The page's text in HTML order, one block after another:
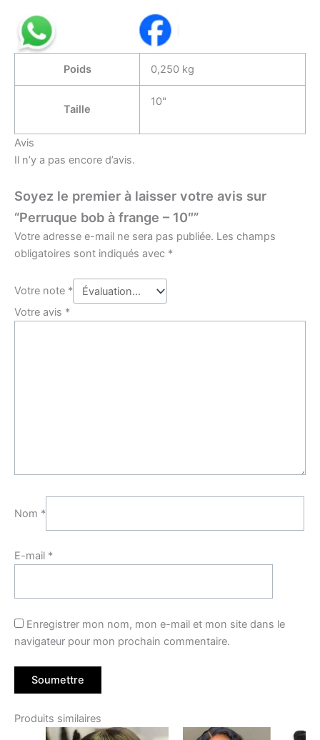
Poids 0,250 kg
Taille
10"
Avis
Il n’y a pas encore d’avis.
Soyez le premier à laisser votre avis sur
“Perruque bob à frange – 10″”
Votre adresse e-mail ne sera pas publiée. Les champs
obligatoires sont indiqués avec *
Votre note *
Votre avis *
Nom *
E-mail *
Enregistrer mon nom, mon e-mail et mon site dans le
navigateur pour mon prochain commentaire.
Produits similaires